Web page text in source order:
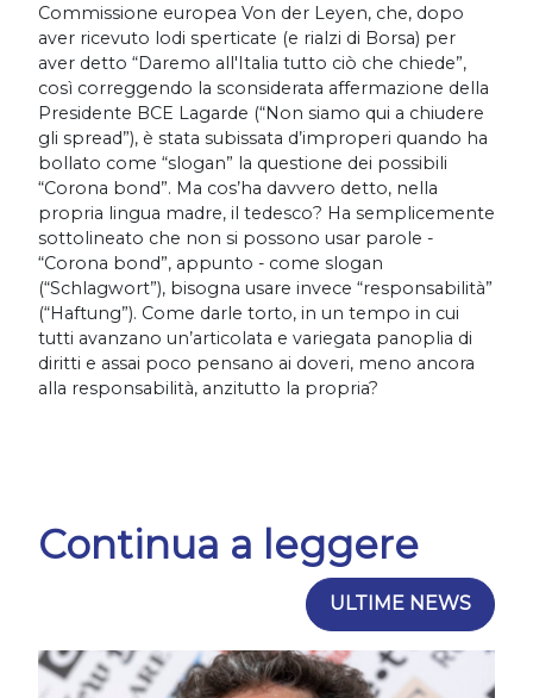
Commissione europea Von der Leyen, che, dopo
aver ricevuto lodi sperticate (e rialzi di Borsa) per
aver detto “Daremo all'Italia tutto ciò che chiede”,
così correggendo la sconsiderata affermazione della
Presidente BCE Lagarde (“Non siamo qui a chiudere
gli spread”), è stata subissata d’improperi quando ha
bollato come “slogan” la questione dei possibili
“Corona bond”. Ma cos’ha davvero detto, nella
propria lingua madre, il tedesco? Ha semplicemente
sottolineato che non si possono usar parole -
“Corona bond”, appunto - come slogan
(“Schlagwort”), bisogna usare invece “responsabilità”
(“Haftung”). Come darle torto, in un tempo in cui
tutti avanzano un’articolata e variegata panoplia di
diritti e assai poco pensano ai doveri, meno ancora
alla responsabilità, anzitutto la propria?
Continua a leggere
ULTIME NEWS